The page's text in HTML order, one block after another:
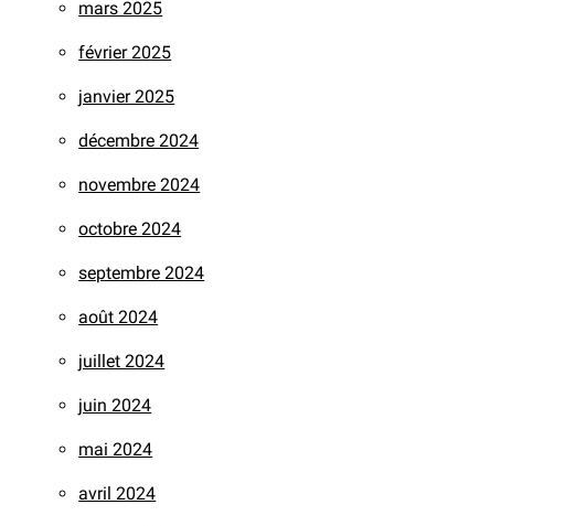
mars 2025
février 2025
janvier 2025
décembre 2024
novembre 2024
octobre 2024
septembre 2024
août 2024
juillet 2024
juin 2024
mai 2024
avril 2024